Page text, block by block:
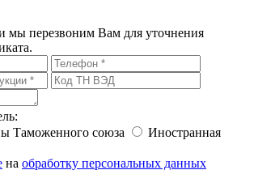
мы перезвоним Вам для уточнения
Таможенного союза
Иностранная
на обработку персональных данных